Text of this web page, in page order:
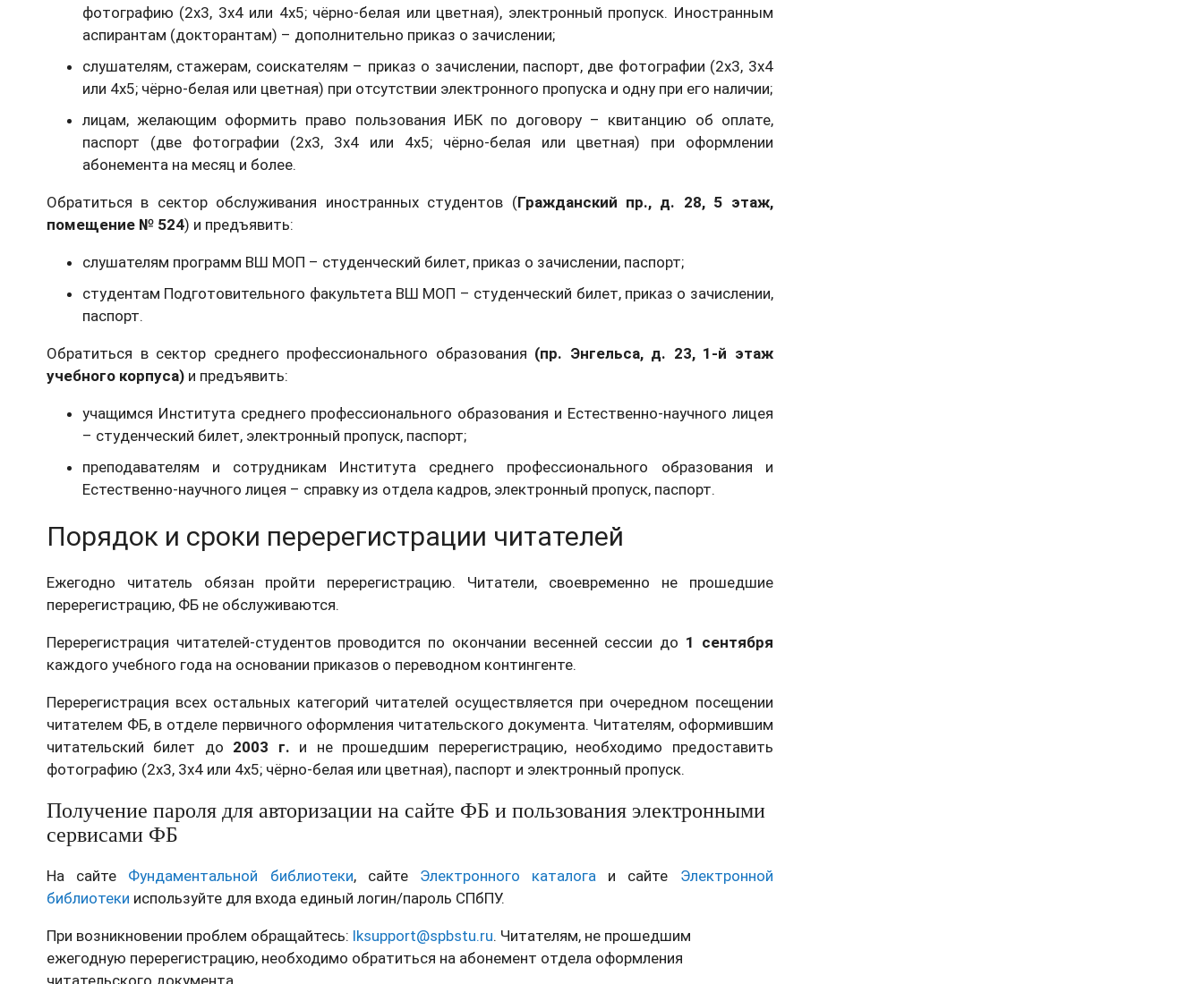
фотографию (2х3, 3х4 или 4х5; чёрно-белая или цветная), электронный пропуск. Иностранным
аспирантам (докторантам) – дополнительно приказ о зачислении;
слушателям, стажерам, соискателям – приказ о зачислении, паспорт, две фотографии (2х3, 3х4
или 4х5; чёрно-белая или цветная) при отсутствии электронного пропуска и одну при его наличии;
лицам, желающим оформить право пользования ИБК по договору – квитанцию об оплате,
паспорт (две фотографии (2х3, 3х4 или 4х5; чёрно-белая или цветная) при оформлении
абонемента на месяц и более.
Обратиться в сектор обслуживания иностранных студентов (Гражданский пр., д. 28, 5 этаж,
помещение № 524) и предъявить:
слушателям программ ВШ МОП – студенческий билет, приказ о зачислении, паспорт;
студентам Подготовительного факультета ВШ МОП – студенческий билет, приказ о зачислении,
паспорт.
Обратиться в сектор среднего профессионального образования (пр. Энгельса, д. 23, 1-й этаж
учебного корпуса) и предъявить:
учащимся Института среднего профессионального образования и Естественно-научного лицея
– студенческий билет, электронный пропуск, паспорт;
преподавателям и сотрудникам Института среднего профессионального образования и
Естественно-научного лицея – справку из отдела кадров, электронный пропуск, паспорт.
Порядок и сроки перерегистрации читателей
Ежегодно читатель обязан пройти перерегистрацию. Читатели, своевременно не прошедшие
перерегистрацию, ФБ не обслуживаются.
Перерегистрация читателей-студентов проводится по окончании весенней сессии до 1 сентября
каждого учебного года на основании приказов о переводном контингенте.
Перерегистрация всех остальных категорий читателей осуществляется при очередном посещении
читателем ФБ, в отделе первичного оформления читательского документа. Читателям, оформившим
читательский билет до 2003 г. и не прошедшим перерегистрацию, необходимо предоставить
фотографию (2х3, 3х4 или 4х5; чёрно-белая или цветная), паспорт и электронный пропуск.
Получение пароля для авторизации на сайте ФБ и пользования электронными
сервисами ФБ
На сайте Фундаментальной библиотеки, сайтеЭлектронного каталога и сайте Электронной
библиотеки используйте для входа единый логин/пароль СПбПУ.
При возникновении проблем обращайтесь: lksupport@spbstu.ru. Читателям, не прошедшим
ежегодную перерегистрацию, необходимо обратиться на абонемент отдела оформления
читательского документа.